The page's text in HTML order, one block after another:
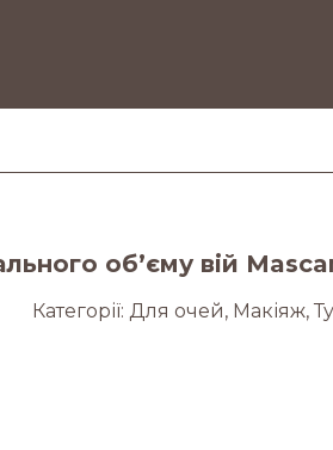
об’єму вій
Категорії: Для очей, Макіяж,